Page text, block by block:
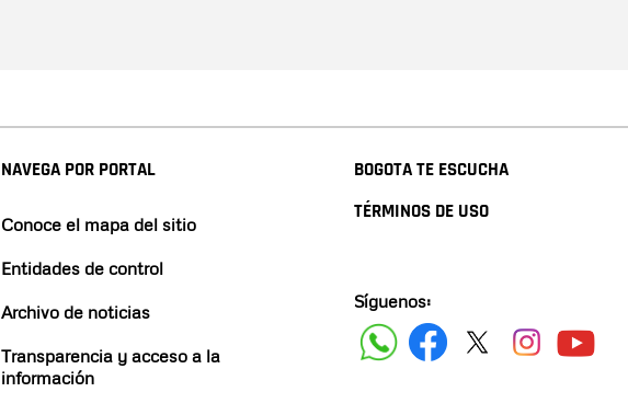
NAVEGA POR PORTAL
Conoce el mapa del sitio
Entidades de control
Archivo de noticias
Transparencia y acceso a la
información
BOGOTA TE ESCUCHA
TÉRMINOS DE USO
Síguenos: